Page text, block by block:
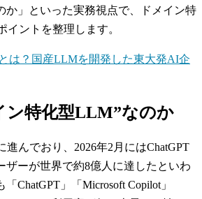
か」といった実務視点で、ドメイン特
ントを整理します。
は？国産LLMを開発した東大発AI企
ン特化型LLM”なのか
んでおり、2026年2月にはChatGPT
ザーが世界で約8億人に達したといわ
ChatGPT」「Microsoft Copilot」